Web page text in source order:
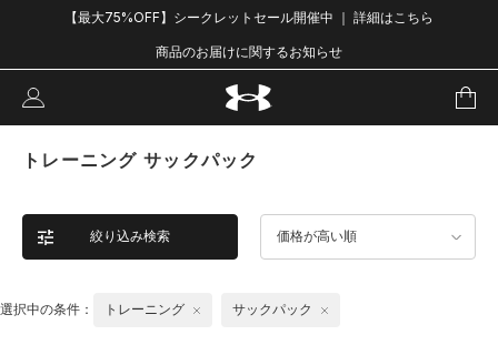
【最大75%OFF】シークレットセール開催中 ｜ 詳細はこちら
商品のお届けに関するお知らせ
トレーニング サックパック
絞り込み検索 価格が高い順
選択中の条件： トレーニング サックパック